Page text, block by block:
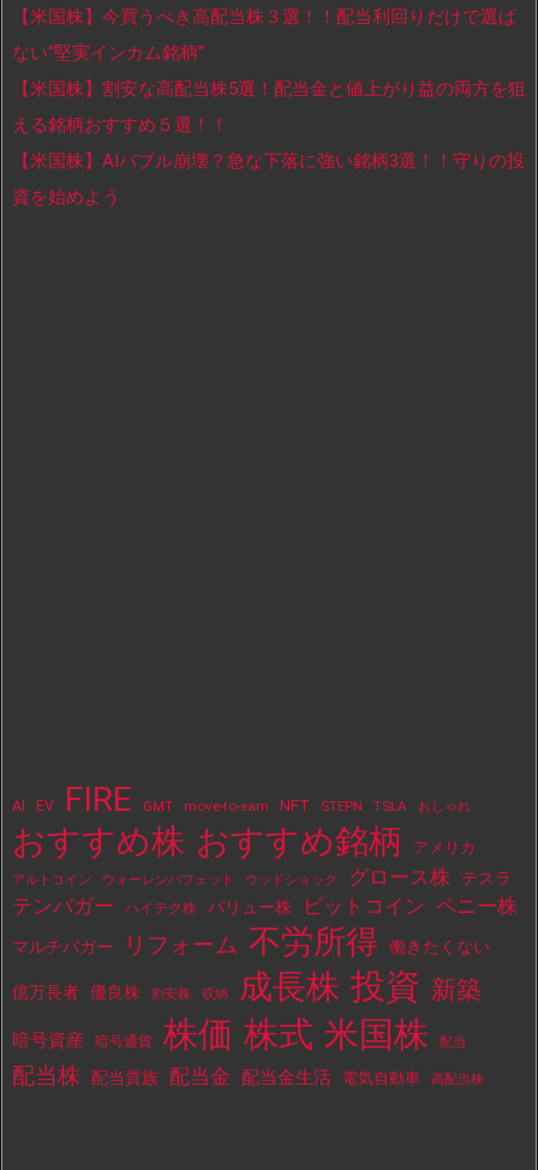
【米国株】今買うべき高配当株３選！！配当利回りだけで選ば
ない“堅実インカム銘柄”
【米国株】割安な高配当株5選！配当金と値上がり益の両方を狙
える銘柄おすすめ５選！！
【米国株】AIバブル崩壊？急な下落に強い銘柄3選！！守りの投
資を始めよう
AI EV FIRE GMT move-to-earn NFT STEPN TSLA おしゃれ
おすすめ株 おすすめ銘柄 アメリカ
アルトコイン ウォーレンバフェット ウッドショック グロース株 テスラ
テンバガー ハイテク株 バリュー株 ビットコイン ペニー株
マルチバガー リフォーム 不労所得 働きたくない
億万長者 優良株 割安株 収納 成長株 投資 新築
暗号資産 暗号通貨 株価 株式 米国株 配当
配当株 配当貴族 配当金 配当金生活 電気自動車 高配当株